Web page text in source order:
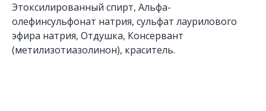
Этоксилированный спирт, Альфа-
олефинсульфонат натрия, сульфат лаурилового
эфира натрия, Отдушка, Консервант
(метилизотиазолинон), краситель.